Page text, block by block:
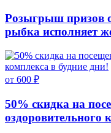
Розыгрыш призов
рыбка исполняет
от 600 ₽
50% скидка на
оздоровительного